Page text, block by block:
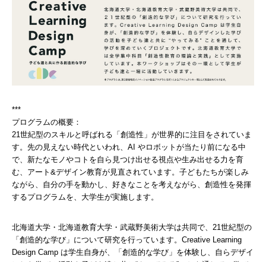
***
プログラムの概要：
21世紀型のスキルと呼ばれる「創造性」が世界的に注目をされていま
す。先の見えない時代といわれ、AI やロボットが当たり前になる中
で、新たなモノやコトを自ら見つけ出せる視点や生み出せる力を育
む、アート&デザイン教育が見直されています。子どもたちが楽しみ
ながら、自分の手を動かし、好きなことを考えながら、創造性を発揮
するプログラムを、大学生が実施します。
北海道大学・北海道教育大学・武蔵野美術大学は共同で、21世紀型の
「創造的な学び」について研究を行っています。Creative Learning
Design Camp は学生自身が、「創造的な学び」を体験し、自らデザイ